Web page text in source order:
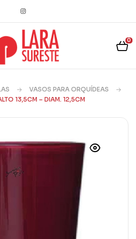
0
VASOS PARA ORQUÍDEAS
13,5CM – DIAM. 12,5CM